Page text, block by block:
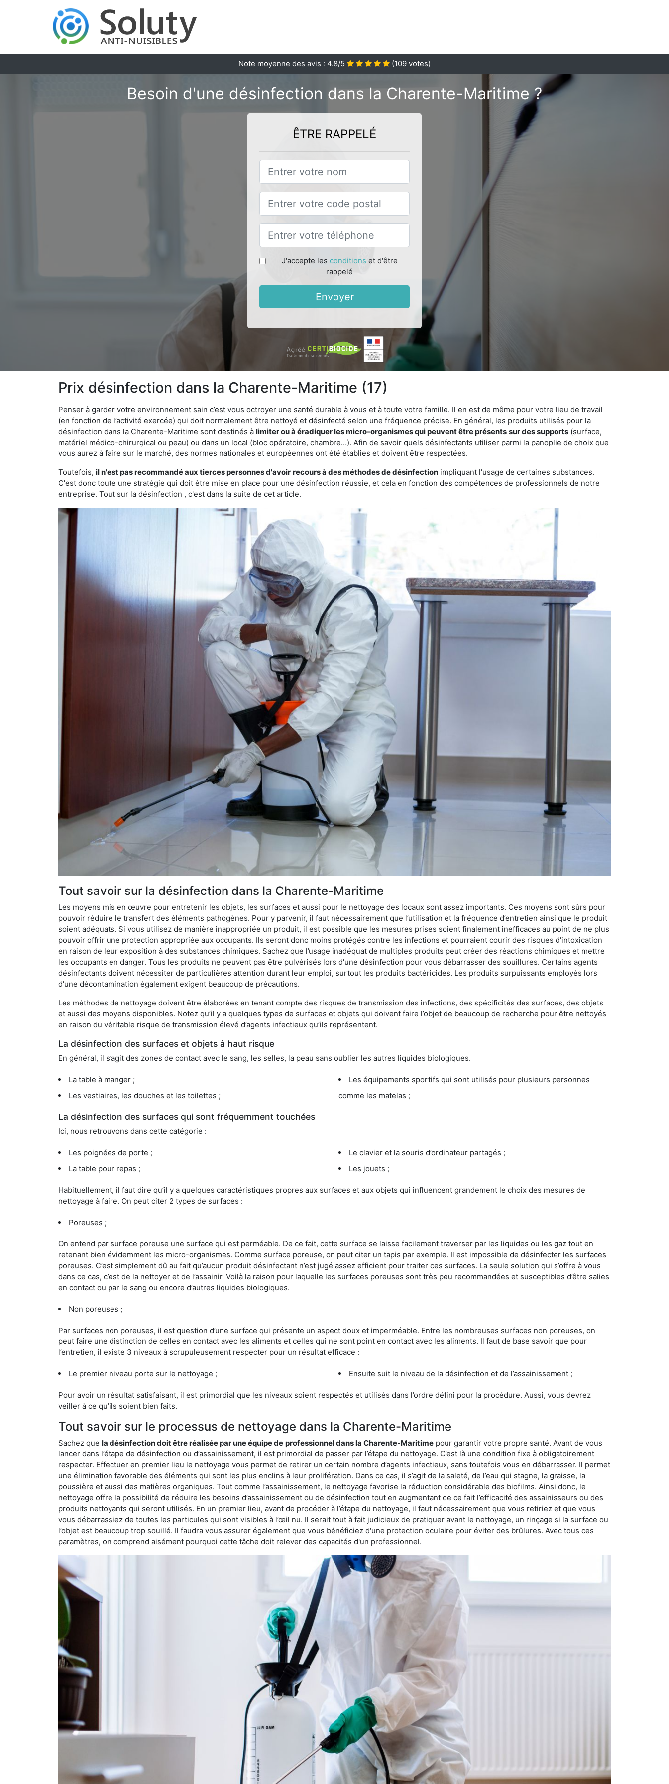
Note moyenne des avis : 4.8/5 (109 votes)
Besoin d'une désinfection dans la Charente-Maritime ?
ÊTRE RAPPELÉ
J'accepte les conditions et d'être
rappelé
Envoyer
Prix désinfection dans la Charente-Maritime (17)
Penser à garder votre environnement sain c’est vous octroyer une santé durable à vous et à toute votre famille. Il en est de même pour votre lieu de travail
(en fonction de l’activité exercée) qui doit normalement être nettoyé et désinfecté selon une fréquence précise. En général, les produits utilisés pour la
désinfection dans la Charente-Maritime sont destinés à limiter ou à éradiquer les micro-organismes qui peuvent être présents sur des supports (surface,
matériel médico-chirurgical ou peau) ou dans un local (bloc opératoire, chambre…). Afin de savoir quels désinfectants utiliser parmi la panoplie de choix que
vous aurez à faire sur le marché, des normes nationales et européennes ont été établies et doivent être respectées.
Toutefois, il n'est pas recommandé aux tierces personnes d'avoir recours à des méthodes de désinfection impliquant l'usage de certaines substances.
C'est donc toute une stratégie qui doit être mise en place pour une désinfection réussie, et cela en fonction des compétences de professionnels de notre
entreprise. Tout sur la désinfection , c'est dans la suite de cet article.
Tout savoir sur la désinfection dans la Charente-Maritime
Les moyens mis en œuvre pour entretenir les objets, les surfaces et aussi pour le nettoyage des locaux sont assez importants. Ces moyens sont sûrs pour
pouvoir réduire le transfert des éléments pathogènes. Pour y parvenir, il faut nécessairement que l’utilisation et la fréquence d’entretien ainsi que le produit
soient adéquats. Si vous utilisez de manière inappropriée un produit, il est possible que les mesures prises soient finalement inefficaces au point de ne plus
pouvoir offrir une protection appropriée aux occupants. Ils seront donc moins protégés contre les infections et pourraient courir des risques d'intoxication
en raison de leur exposition à des substances chimiques. Sachez que l’usage inadéquat de multiples produits peut créer des réactions chimiques et mettre
les occupants en danger. Tous les produits ne peuvent pas être pulvérisés lors d'une désinfection pour vous débarrasser des souillures. Certains agents
désinfectants doivent nécessiter de particulières attention durant leur emploi, surtout les produits bactéricides. Les produits surpuissants employés lors
d'une décontamination également exigent beaucoup de précautions.
Les méthodes de nettoyage doivent être élaborées en tenant compte des risques de transmission des infections, des spécificités des surfaces, des objets
et aussi des moyens disponibles. Notez qu’il y a quelques types de surfaces et objets qui doivent faire l’objet de beaucoup de recherche pour être nettoyés
en raison du véritable risque de transmission élevé d’agents infectieux qu’ils représentent.
La désinfection des surfaces et objets à haut risque
En général, il s’agit des zones de contact avec le sang, les selles, la peau sans oublier les autres liquides biologiques.
La table à manger ;
Les vestiaires, les douches et les toilettes ;
Les équipements sportifs qui sont utilisés pour plusieurs personnes
comme les matelas ;
La désinfection des surfaces qui sont fréquemment touchées
Ici, nous retrouvons dans cette catégorie :
Les poignées de porte ;
La table pour repas ;
Le clavier et la souris d’ordinateur partagés ;
Les jouets ;
Habituellement, il faut dire qu’il y a quelques caractéristiques propres aux surfaces et aux objets qui influencent grandement le choix des mesures de
nettoyage à faire. On peut citer 2 types de surfaces :
Poreuses ;
On entend par surface poreuse une surface qui est perméable. De ce fait, cette surface se laisse facilement traverser par les liquides ou les gaz tout en
retenant bien évidemment les micro-organismes. Comme surface poreuse, on peut citer un tapis par exemple. Il est impossible de désinfecter les surfaces
poreuses. C’est simplement dû au fait qu’aucun produit désinfectant n’est jugé assez efficient pour traiter ces surfaces. La seule solution qui s’offre à vous
dans ce cas, c’est de la nettoyer et de l’assainir. Voilà la raison pour laquelle les surfaces poreuses sont très peu recommandées et susceptibles d’être salies
en contact ou par le sang ou encore d’autres liquides biologiques.
Non poreuses ;
Par surfaces non poreuses, il est question d’une surface qui présente un aspect doux et imperméable. Entre les nombreuses surfaces non poreuses, on
peut faire une distinction de celles en contact avec les aliments et celles qui ne sont point en contact avec les aliments. Il faut de base savoir que pour
l’entretien, il existe 3 niveaux à scrupuleusement respecter pour un résultat efficace :
Le premier niveau porte sur le nettoyage ; Ensuite suit le niveau de la désinfection et de l’assainissement ;
Pour avoir un résultat satisfaisant, il est primordial que les niveaux soient respectés et utilisés dans l’ordre défini pour la procédure. Aussi, vous devrez
veiller à ce qu’ils soient bien faits.
Tout savoir sur le processus de nettoyage dans la Charente-Maritime
Sachez que la désinfection doit être réalisée par une équipe de professionnel dans la Charente-Maritime pour garantir votre propre santé. Avant de vous
lancer dans l’étape de désinfection ou d’assainissement, il est primordial de passer par l’étape du nettoyage. C’est là une condition fixe à obligatoirement
respecter. Effectuer en premier lieu le nettoyage vous permet de retirer un certain nombre d’agents infectieux, sans toutefois vous en débarrasser. Il permet
une élimination favorable des éléments qui sont les plus enclins à leur prolifération. Dans ce cas, il s’agit de la saleté, de l’eau qui stagne, la graisse, la
poussière et aussi des matières organiques. Tout comme l’assainissement, le nettoyage favorise la réduction considérable des biofilms. Ainsi donc, le
nettoyage offre la possibilité de réduire les besoins d’assainissement ou de désinfection tout en augmentant de ce fait l’efficacité des assainisseurs ou des
produits nettoyants qui seront utilisés. En un premier lieu, avant de procéder à l’étape du nettoyage, il faut nécessairement que vous retiriez et que vous
vous débarrassiez de toutes les particules qui sont visibles à l’œil nu. Il serait tout à fait judicieux de pratiquer avant le nettoyage, un rinçage si la surface ou
l’objet est beaucoup trop souillé. Il faudra vous assurer également que vous bénéficiez d'une protection oculaire pour éviter des brûlures. Avec tous ces
paramètres, on comprend aisément pourquoi cette tâche doit relever des capacités d'un professionnel.